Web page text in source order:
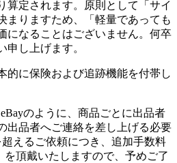
算定されます。原則として「サイ
まりますため、「軽量であっても
になることはございません。何卒
申し上げます。
的に保険および追跡機能を付帯し
のように、商品ごとに出品者
出品者へご連絡を差し上げる必要
えるご依頼につき、追加手数料
を頂戴いたしますので、予めご了